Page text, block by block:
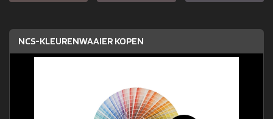
NCS-KLEURENWAAIER KOPEN